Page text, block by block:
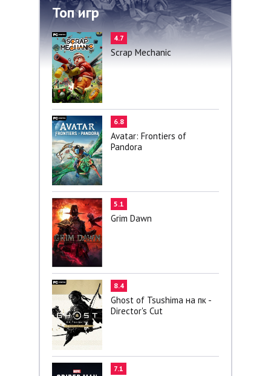
Топ игр
4.7
Scrap Mechanic
6.8
Avatar: Frontiers of
Pandora
5.1
Grim Dawn
8.4
Ghost of Tsushima на пк -
Director's Cut
7.1